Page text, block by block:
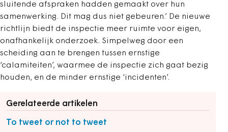
sluitende afspraken hadden gemaakt over hun
samenwerking. Dit mag dus niet gebeuren.’ De nieuwe
richtlijn biedt de inspectie meer ruimte voor eigen,
onafhankelijk onderzoek. Simpelweg door een
scheiding aan te brengen tussen ernstige
‘calamiteiten’, waarmee de inspectie zich gaat bezig
houden, en de minder ernstige ‘incidenten’.
Gerelateerde artikelen
To tweet or not to tweet